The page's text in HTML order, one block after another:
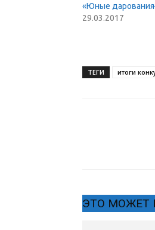
«Юные
29.03.2017
ТЕГИ итоги
ЭТО МОЖЕТ